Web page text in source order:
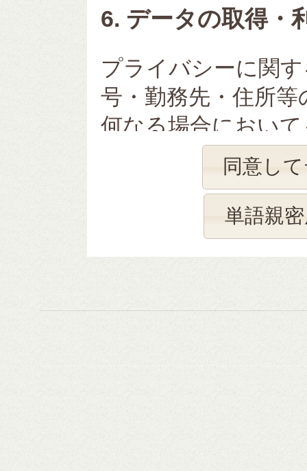
6. データの取得・
プライバシーに関
号・勤務先・住所
何なる場合におい
ん。個人情報を含
保存されます。こ
語彙獲得に関する
文や学術研究会等
同意し
単語親